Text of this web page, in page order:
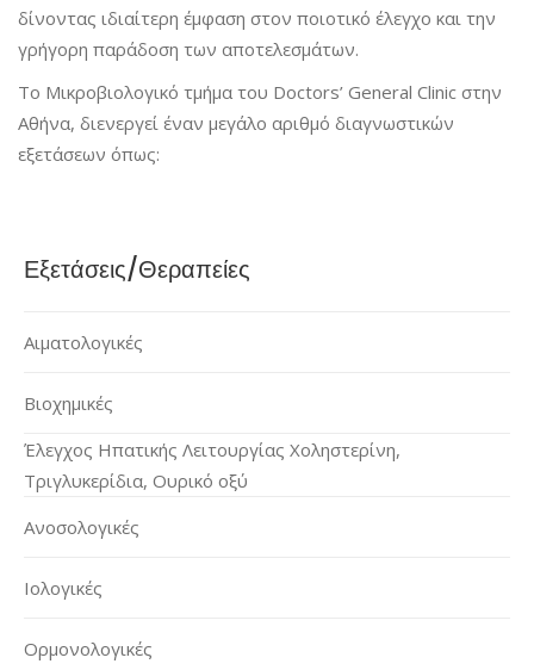
δίνοντας ιδιαίτερη έμφαση στον ποιοτικό έλεγχο και την
γρήγορη παράδοση των αποτελεσμάτων.
Το Μικροβιολογικό τμήμα του Doctors’ General Clinic στην
Αθήνα, διενεργεί έναν μεγάλο αριθμό διαγνωστικών
εξετάσεων όπως:
Εξετάσεις/Θεραπείες
Αιματολογικές
Βιοχημικές
Έλεγχος Ηπατικής Λειτουργίας Χοληστερίνη,
Τριγλυκερίδια, Ουρικό οξύ
Ανοσολογικές
Ιολογικές
Ορμονολογικές